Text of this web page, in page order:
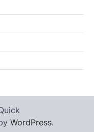
WordPress.